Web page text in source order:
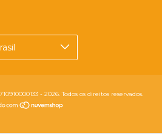
- 2026. Todos os direitos reservados.